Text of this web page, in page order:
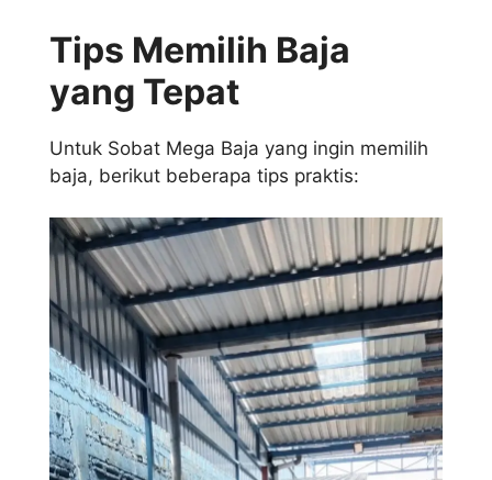
Tips Memilih Baja
yang Tepat
Untuk Sobat Mega Baja yang ingin memilih
baja, berikut beberapa tips praktis: